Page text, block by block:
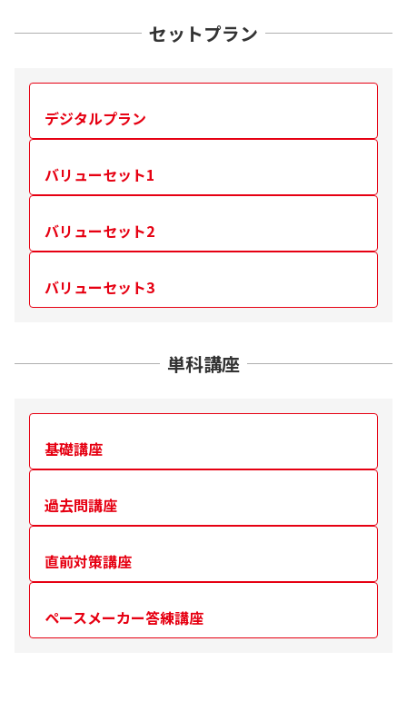
セットプラン
デジタルプラン
バリューセット1
バリューセット2
バリューセット3
単科講座
基礎講座
過去問講座
直前対策講座
ペースメーカー答練講座